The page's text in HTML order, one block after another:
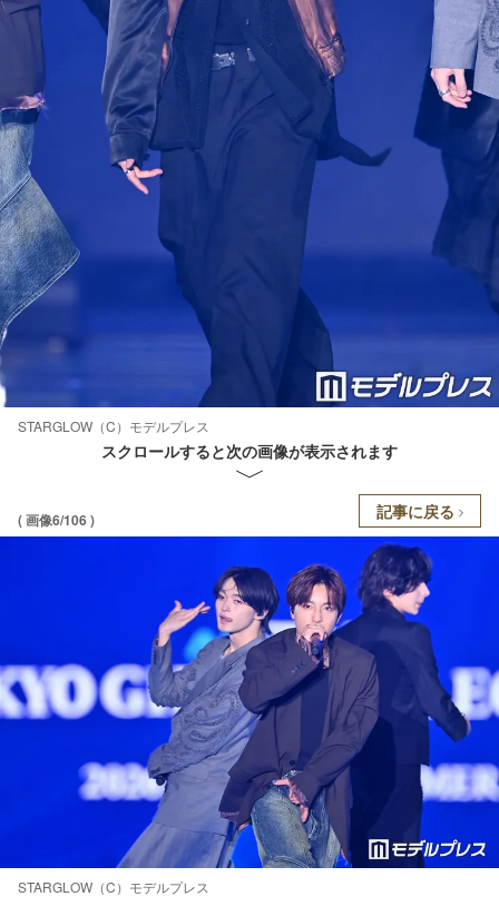
STARGLOW（C）モデルプレス
スクロールすると次の画像が表示されます
( 画像6/106 ) 記事に戻る
STARGLOW（C）モデルプレス